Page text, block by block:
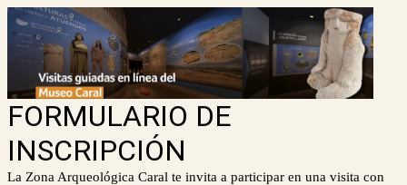
FORMULARIO DE
INSCRIPCIÓN
La Zona Arqueológica Caral te invita a participar en una visita con